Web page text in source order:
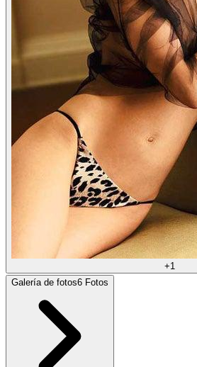
+1
Galería de fotos6 Fotos